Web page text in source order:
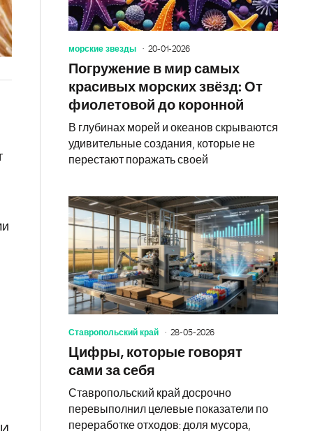
морские звезды 20-01-2026
Погружение в мир самых
красивых морских звёзд: От
фиолетовой до коронной
В глубинах морей и океанов скрываются
удивительные создания, которые не
перестают поражать своей
Ставропольский край 28-05-2026
Цифры, которые говорят
сами за себя
Ставропольский край досрочно
перевыполнил целевые показатели по
переработке отходов: доля мусора,